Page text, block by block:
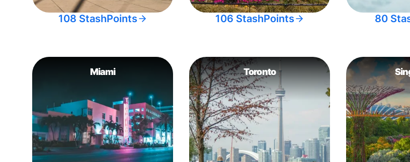
108 StashPoints 106 StashPoints 80
Miami Toronto